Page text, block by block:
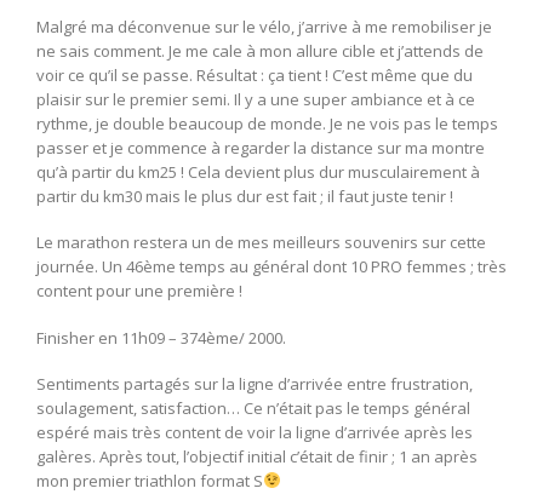
Malgré ma déconvenue sur le vélo, j’arrive à me remobiliser je
ne sais comment. Je me cale à mon allure cible et j’attends de
voir ce qu’il se passe. Résultat : ça tient ! C’est même que du
plaisir sur le premier semi. Il y a une super ambiance et à ce
rythme, je double beaucoup de monde. Je ne vois pas le temps
passer et je commence à regarder la distance sur ma montre
qu’à partir du km25 ! Cela devient plus dur musculairement à
partir du km30 mais le plus dur est fait ; il faut juste tenir !
Le marathon restera un de mes meilleurs souvenirs sur cette
journée. Un 46ème temps au général dont 10 PRO femmes ; très
content pour une première !
Finisher en 11h09 – 374ème/ 2000.
Sentiments partagés sur la ligne d’arrivée entre frustration,
soulagement, satisfaction… Ce n’était pas le temps général
espéré mais très content de voir la ligne d’arrivée après les
galères. Après tout, l’objectif initial c’était de finir ; 1 an après
mon premier triathlon format S